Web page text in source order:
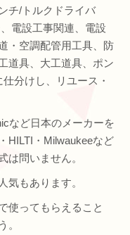
チ/トルクドライバ
電設工事関連、電設
・空調配管用工具、防
道具、大工道具、ポン
分けし、リユース・
など日本のメーカーを
HILTI・Milwaukeeなど
は問いません。
気もあります。
使ってもらえること
。